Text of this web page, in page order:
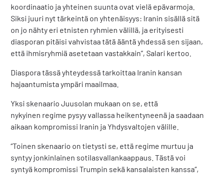
koordinaatio ja yhteinen suunta ovat vielä epävarmoja.
Siksi juuri nyt tärkeintä on yhtenäisyys: Iranin sisällä sitä
on jo nähty eri etnisten ryhmien välillä, ja erityisesti
diasporan pitäisi vahvistaa tätä ääntä yhdessä sen sijaan,
että ihmisryhmiä asetetaan vastakkain”, Salari kertoo.
Diaspora tässä yhteydessä tarkoittaa Iranin kansan
hajaantumista ympäri maailmaa.
Yksi skenaario Juusolan mukaan on se, että
nykyinen regime pysyy vallassa heikentyneenä ja saadaan
aikaan kompromissi Iranin ja Yhdysvaltojen välille.
“Toinen skenaario on tietysti se, että regime murtuu ja
syntyy jonkinlainen sotilasvallankaappaus. Tästä voi
syntyä kompromissi Trumpin sekä kansalaisten kanssa”,